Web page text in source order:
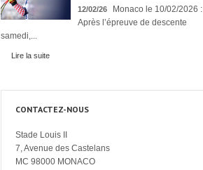
12/02/26
Monaco le 10/02/2026 :
Après l’épreuve de descente
samedi,...
Lire la suite
CONTACTEZ-NOUS
Stade Louis II
7, Avenue des Castelans
MC 98000 MONACO